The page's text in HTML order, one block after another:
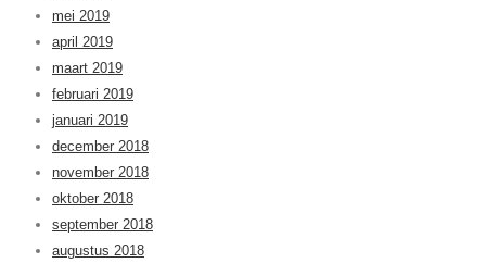
mei 2019
april 2019
maart 2019
februari 2019
januari 2019
december 2018
november 2018
oktober 2018
september 2018
augustus 2018